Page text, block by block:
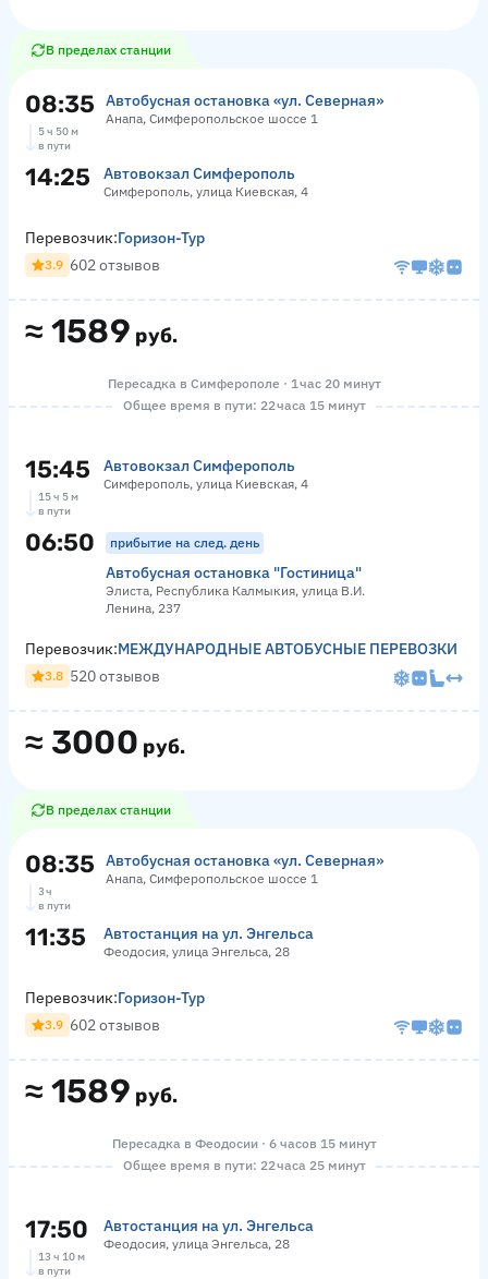
В пределах станции
08:35 Автобусная остановка «ул. Северная»
Анапа, Симферопольское шоссе 1
5 ч 50 м
в пути
14:25 Автовокзал Симферополь
Симферополь, улица Киевская, 4
≈ 1589 руб.
Перевозчик:Горизон-Тур
3.9 602 отзывов
Пересадка в Симферополе · 1 час 20 минут
Общее время в пути: 22 часа 15 минут
15:45 Автовокзал Симферополь
Симферополь, улица Киевская, 4
15 ч 5 м
в пути
06:50 прибытие на след. день
Автобусная остановка "Гостиница"
Элиста, Республика Калмыкия, улица В.И.
Ленина, 237
≈ 3000 руб.
Перевозчик:МЕЖДУНАРОДНЫЕ АВТОБУСНЫЕ ПЕРЕВОЗКИ
3.8 520 отзывов
В пределах станции
08:35 Автобусная остановка «ул. Северная»
Анапа, Симферопольское шоссе 1
3 ч
в пути
11:35 Автостанция на ул. Энгельса
Феодосия, улица Энгельса, 28
≈ 1589 руб.
Перевозчик:Горизон-Тур
3.9 602 отзывов
Пересадка в Феодосии · 6 часов 15 минут
Общее время в пути: 22 часа 25 минут
17:50 Автостанция на ул. Энгельса
Феодосия, улица Энгельса, 28
13 ч 10 м
в пути